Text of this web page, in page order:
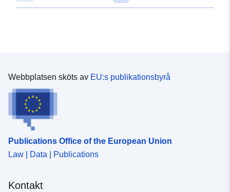
48.682171 ], [ 8.8527239,
http://data.europa.eu/eli/reg/2009/
uriRef:
Webbplatsen sköts av EU:s publikationsbyrå
Publications Office of the European Union
Law | Data | Publications
Kontakt